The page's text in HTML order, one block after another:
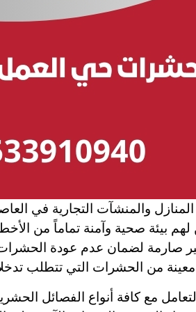
والمنشآت التجارية في
صحية وآمنة تماماً من
صارمة لضمان عدم عودة
معينة من الحشرات التي تتطلب
مع كافة أنواع الفصائل